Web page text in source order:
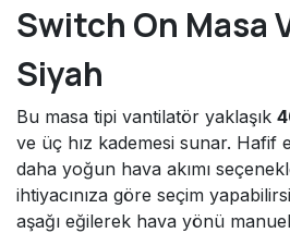
Switch On Masa
Siyah
Bu masa tipi vantilatör yaklaşık
ve üç hız kademesi sunar. Hafif
daha yoğun hava akımı
ihtiyacınıza göre seçim
aşağı eğilerek hava yönü